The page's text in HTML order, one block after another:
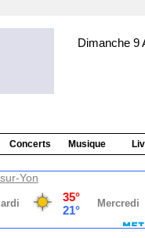
Dimanche 9
Concerts Musique
Yon